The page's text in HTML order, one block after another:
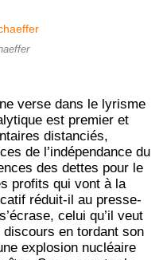
verse dans le lyrisme
est premier et
distanciés,
de l’indépendance du
des dettes pour le
profits qui vont à la
réduit-il au presse-
celui qu’il veut
en tordant son
explosion nucléaire